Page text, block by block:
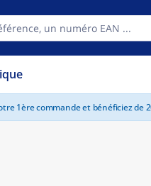
1ère commande et bénéficiez de